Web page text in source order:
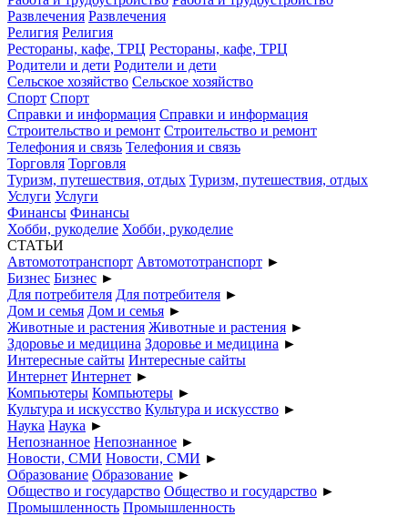
Развлечения Развлечения
Религия Религия
Рестораны, кафе, ТРЦ Рестораны, кафе, ТРЦ
Родители и дети Родители и дети
Сельское хозяйство Сельское хозяйство
Спорт Спорт
Справки и информация Справки и информация
Строительство и ремонт Строительство и ремонт
Телефония и связь Телефония и связь
Торговля Торговля
Туризм, путешествия, отдых Туризм, путешествия, отдых
Услуги Услуги
Финансы Финансы
Хобби, рукоделие Хобби, рукоделие
СТАТЬИ
Автомототранспорт Автомототранспорт ►
Бизнес Бизнес ►
Для потребителя Для потребителя ►
Дом и семья Дом и семья ►
Животные и растения Животные и растения ►
Здоровье и медицина Здоровье и медицина ►
Интересные сайты Интересные сайты
Интернет Интернет ►
Компьютеры Компьютеры ►
Культура и искусство Культура и искусство ►
Наука Наука ►
Непознанное Непознанное ►
Новости, СМИ Новости, СМИ ►
Образование Образование ►
Общество и государство Общество и государство ►
Промышленность Промышленность